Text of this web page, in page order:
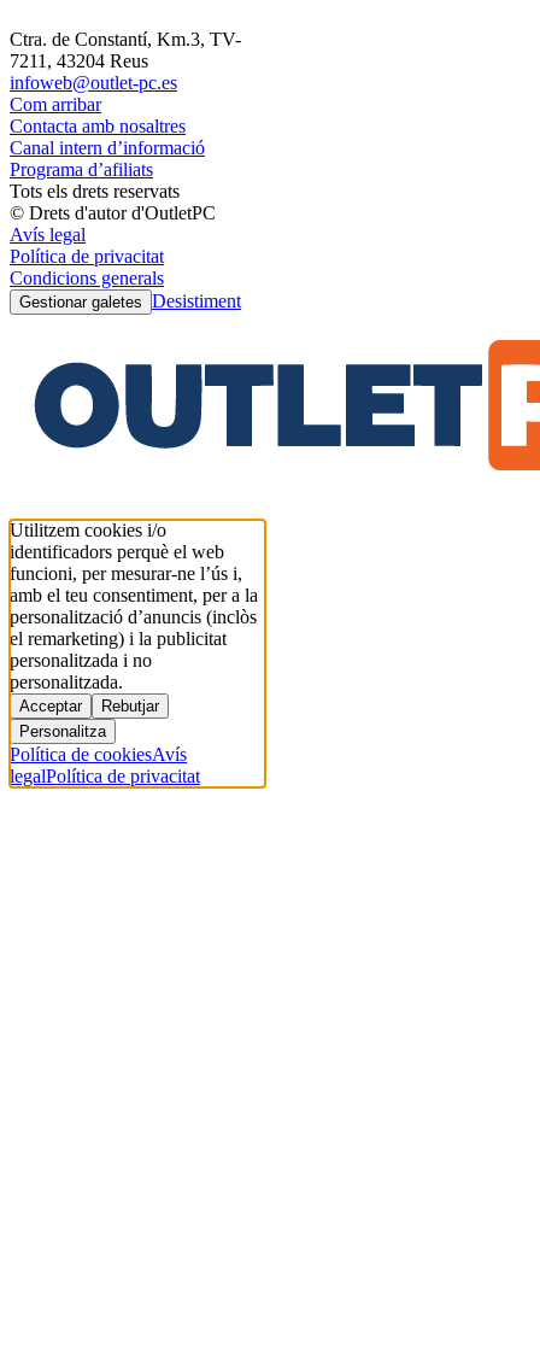
Ctra. de Constantí, Km.3, TV-
7211, 43204 Reus
infoweb@outlet-pc.es
Com arribar
Contacta amb nosaltres
Canal intern d’informació
Programa d’afiliats
Tots els drets reservats
© Drets d'autor d'OutletPC
Avís legal
Política de privacitat
Condicions generals
Gestionar galetes Desistiment
Utilitzem cookies i/o
identificadors perquè el web
funcioni, per mesurar-ne l’ús i,
amb el teu consentiment, per a la
personalització d’anuncis (inclòs
el remarketing) i la publicitat
personalitzada i no
personalitzada.
Acceptar
Rebutjar
Personalitza
Política de cookiesAvís
legalPolítica de privacitat